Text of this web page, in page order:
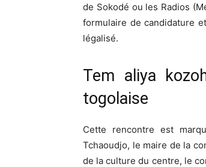
de Sokodé ou les Radios (
formulaire de candidature
légalisé.
Tem aliya
togolaise
Cette rencontre est
Tchaoudjo, le maire de la
de la culture du centre, le